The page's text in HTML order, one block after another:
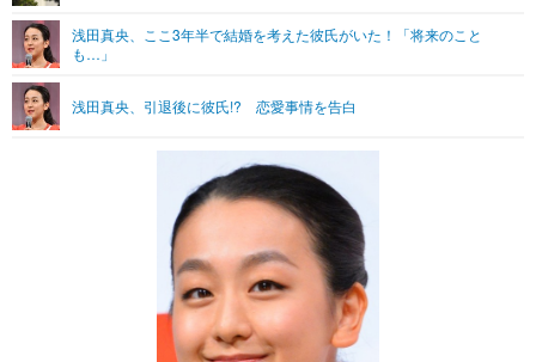
グラビア
ショッピング
プッシュ通知の停止方法
浅田真央、ここ3年半で結婚を考えた彼氏がいた！「将来のこと
も…」
浅田真央、引退後に彼氏!? 恋愛事情を告白